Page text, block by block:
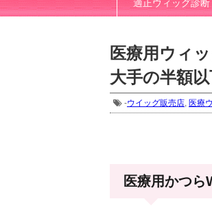
適正ウィッグ診断
医療用ウィ
大手の半額
-ウイッグ販売店, 医療
医療用かつ